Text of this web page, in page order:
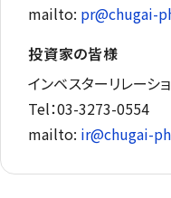
mailto: pr@chugai-
投資家の皆様
インベスターリレーシ
Tel：03-3273-0554
mailto: ir@chugai-